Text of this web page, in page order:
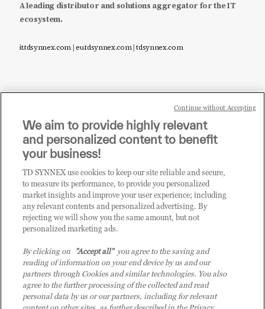
A leading distributor and solutions aggregator for the IT
ecosystem.
it.tdsynnex.com|eu.tdsynnex.com|tdsynnex.com
Sei un rivenditore di tecnologia e desideri acquistare
i prodotti o le soluzioni trattate sul blog?
CLICCA QUI E DIVENTA
CLIENTE TD SYNNEX
We aim to provide highly relevant
and personalized content to benefit
your business!
TD SYNNEX use cookies to keep our site reliable and secure,
to measure its performance, to provide you personalized
market insights and improve your user experience; including
any relevant contents and personalized advertising. By
rejecting we will show you the same amount, but not
personalized marketing ads.
By clicking on "Accept all"you agree to the saving and
reading of information on your end device by us and our
partners through Cookies and similar technologies. You also
agree to the further processing of the collected and read
personal data by us or our partners, including for relevant
Continue without Accepting